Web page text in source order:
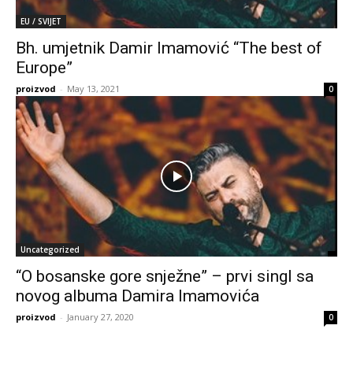
EU / SVIJET
Bh. umjetnik Damir Imamović “The best of
Europe”
proizvod - May 13, 2021 0
Uncategorized
“O bosanske gore snježne” – prvi singl sa
novog albuma Damira Imamovića
proizvod - January 27, 2020 0